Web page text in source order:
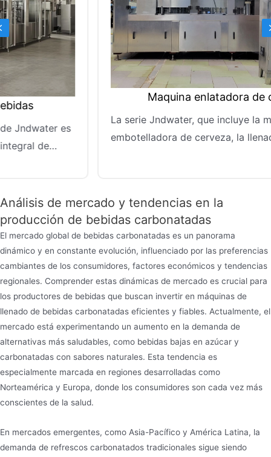
Maquina enlatadora de cerveza
La serie Jndwater, que incluye la máquina
embotelladora de cerveza, la llenadora de latas de
cerveza, la llenadora de botellas de cerveza y la
llenado de cerveza. La maquina enlatadora de
cerveza Jndwater es un equipo automatizado
especializado diseñado para llenar con precisión
cerveza en botellas, latas u otros recipientes.
Previous
Análisis de mercado y tendencias en la
producción de bebidas carbonatadas
El mercado global de bebidas carbonatadas es un panorama
dinámico y en constante evolución, influenciado por las preferencias
cambiantes de los consumidores, factores económicos y tendencias
regionales. Comprender estas dinámicas de mercado es crucial para
los productores de bebidas que buscan invertir en máquinas de
llenado de bebidas carbonatadas eficientes y fiables. Actualmente, el
mercado está experimentando un aumento en la demanda de
alternativas más saludables, como bebidas bajas en azúcar y
carbonatadas con sabores naturales. Esta tendencia es
especialmente marcada en regiones desarrolladas como
Norteamérica y Europa, donde los consumidores son cada vez más
conscientes de la salud.
En mercados emergentes, como Asia-Pacífico y América Latina, la
demanda de refrescos carbonatados tradicionales sigue siendo